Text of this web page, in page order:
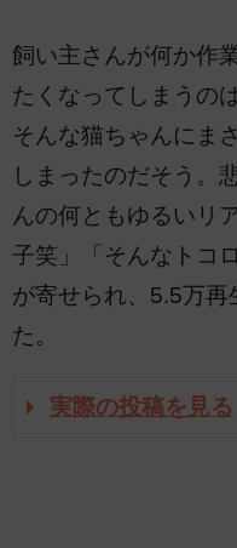
飼い主さんが何か作
たくなってしまうの
そんな猫ちゃんにま
しまったのだそう。
んの何ともゆるいリ
子笑」「そんなトコ
が寄せられ、5.5万再
た。
実際の投稿を見る